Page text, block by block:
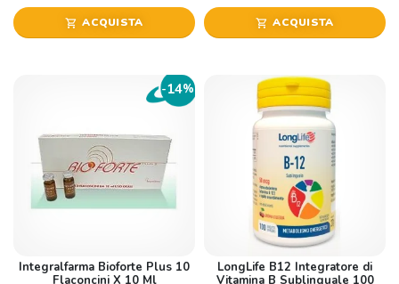
shopping_cart ACQUISTA shopping_cart ACQUISTA
-14%
Integralfarma Bioforte Plus 10
Flaconcini X 10 Ml
LongLife B12 Integratore di
Vitamina B Sublinguale 100